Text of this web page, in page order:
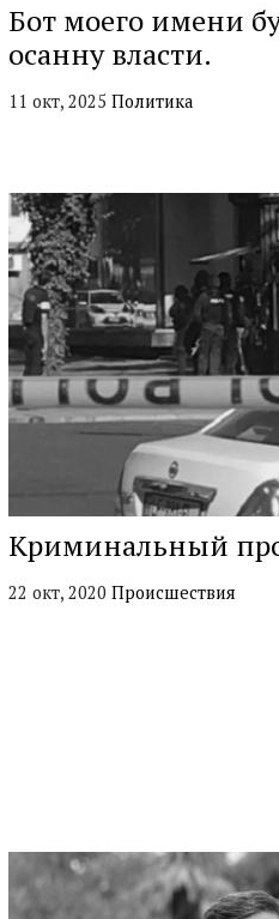
Бот моего имени
осанну власти.
11 окт, 2025 Политика
Криминальный
22 окт, 2020 Происшествия